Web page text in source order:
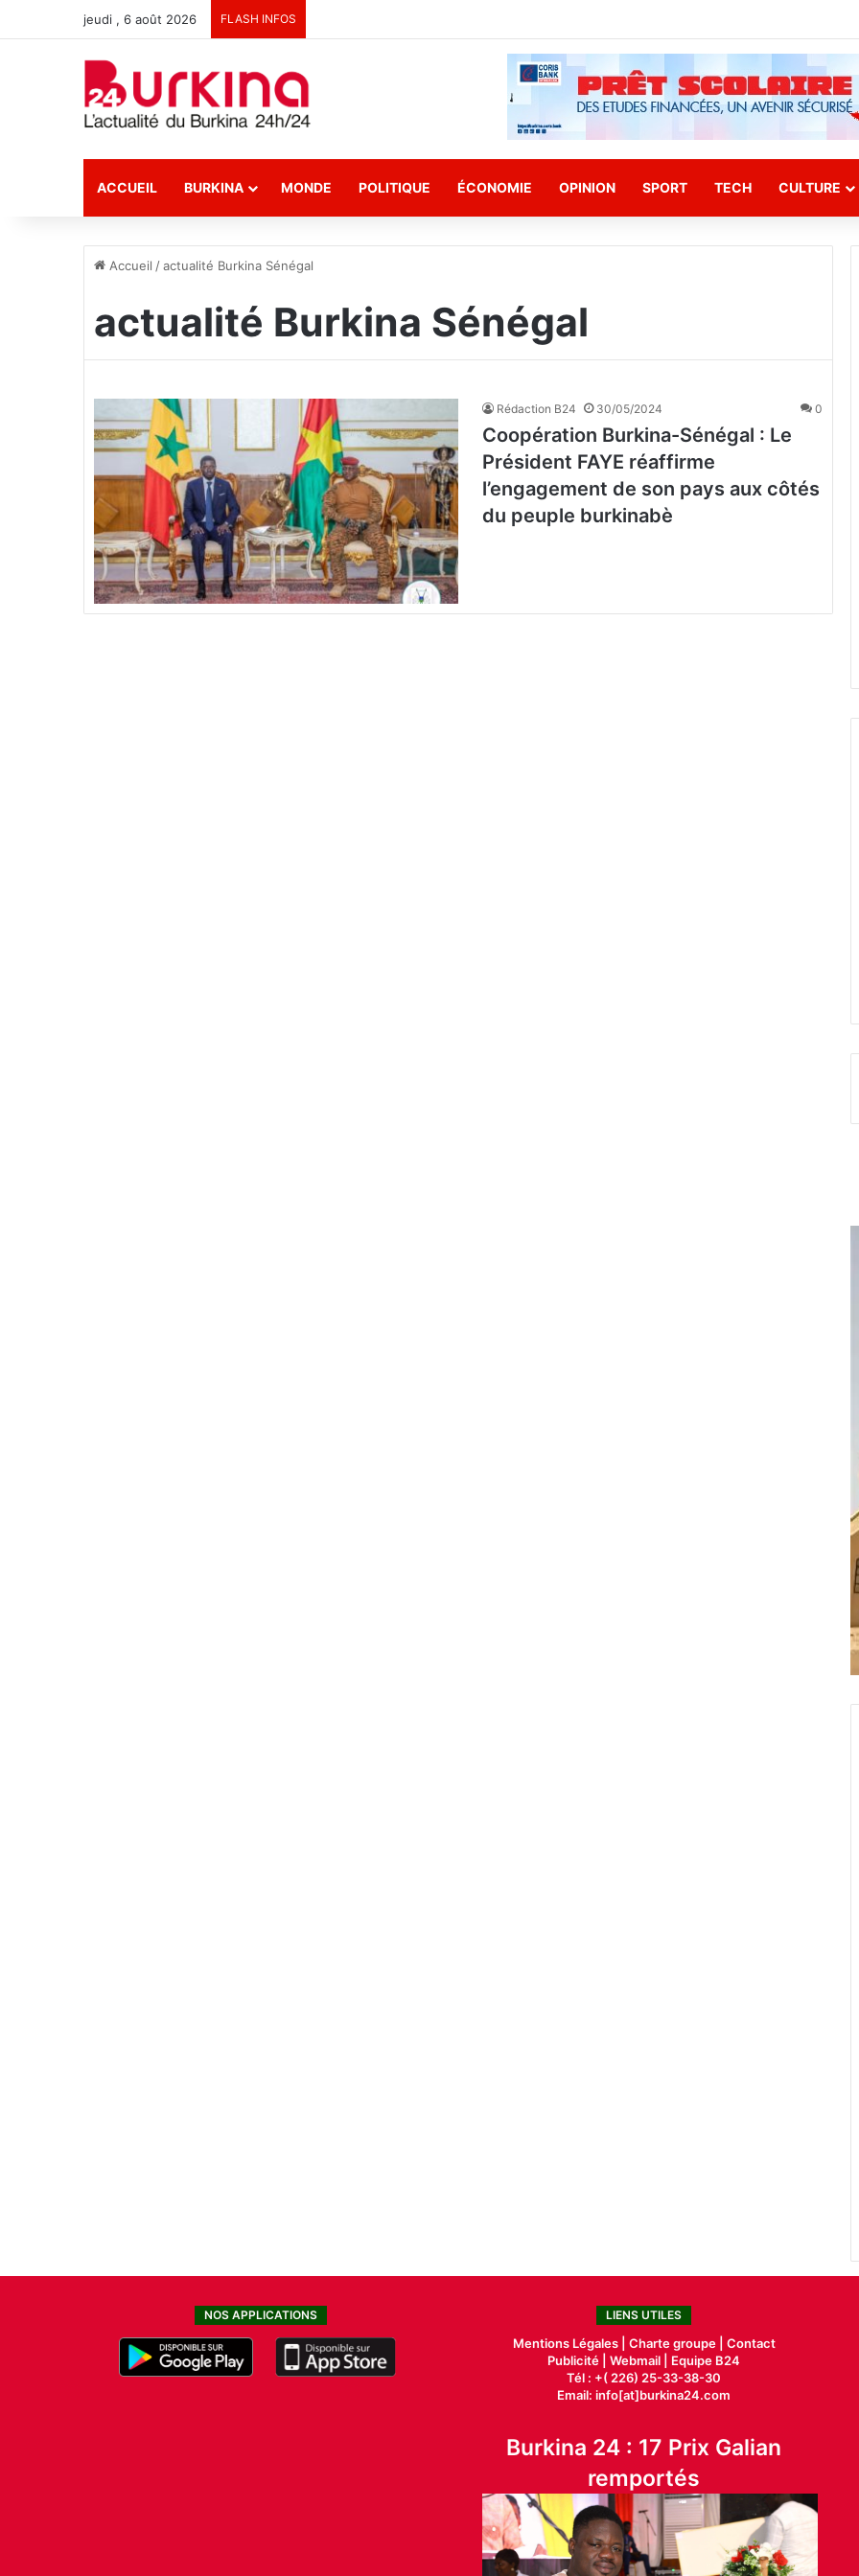
jeudi , 6 août 2026 FLASH INFOS
ACCUEIL BURKINA MONDE POLITIQUE ÉCONOMIE OPINION SPORT TECH CULTURE
Accueil /actualité Burkina Sénégal
actualité Burkina Sénégal
Rédaction B24 30/05/2024 0
Coopération Burkina-Sénégal : Le
Président FAYE réaffirme
l’engagement de son pays aux côtés
du peuple burkinabè
NOS APPLICATIONS LIENS UTILES
Mentions Légales | Charte groupe | Contact
Publicité |Webmail |
Equipe B24
Tél : +( 226) 25-33-38-30
Email: info[at]burkina24.com
Burkina 24 : 17 Prix Galian
remportés